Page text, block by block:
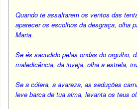
Quando te assaltarem os ventos das
aparecer os escolhos da desgraça, olha
Maria.
Se és sacudido pelas ondas do orgulho,
maledicência, da inveja, olha a estrela,
Se a cólera, a avareza, as seduções
leve barca de tua alma, levanta os teus